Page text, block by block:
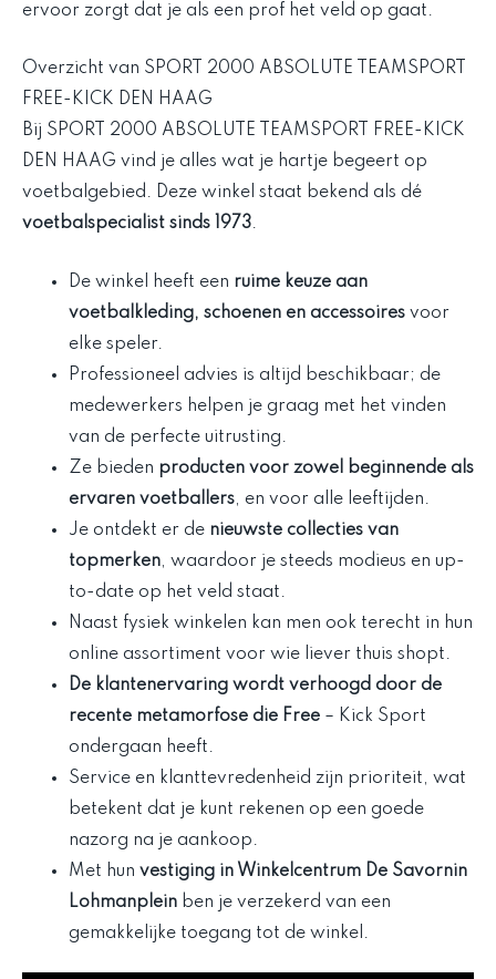
ervoor zorgt dat je als een prof het veld op gaat.
Overzicht van SPORT 2000 ABSOLUTE TEAMSPORT
FREE-KICK DEN HAAG
Bij SPORT 2000 ABSOLUTE TEAMSPORT FREE-KICK
DEN HAAG vind je alles wat je hartje begeert op
voetbalgebied. Deze winkel staat bekend als dé
voetbalspecialist sinds 1973.
De winkel heeft een ruime keuze aan
voetbalkleding, schoenen en accessoires voor
elke speler.
Professioneel advies is altijd beschikbaar; de
medewerkers helpen je graag met het vinden
van de perfecte uitrusting.
Ze bieden producten voor zowel beginnende als
ervaren voetballers, en voor alle leeftijden.
Je ontdekt er de nieuwste collecties van
topmerken, waardoor je steeds modieus en up-
to-date op het veld staat.
Naast fysiek winkelen kan men ook terecht in hun
online assortiment voor wie liever thuis shopt.
De klantenervaring wordt verhoogd door de
recente metamorfose die Free – Kick Sport
ondergaan heeft.
Service en klanttevredenheid zijn prioriteit, wat
betekent dat je kunt rekenen op een goede
nazorg na je aankoop.
Met hun vestiging in Winkelcentrum De Savornin
Lohmanplein ben je verzekerd van een
gemakkelijke toegang tot de winkel.